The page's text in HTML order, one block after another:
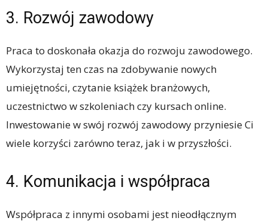
3. Rozwój zawodowy
Praca to doskonała okazja do rozwoju zawodowego.
Wykorzystaj ten czas na zdobywanie nowych
umiejętności, czytanie książek branżowych,
uczestnictwo w szkoleniach czy kursach online.
Inwestowanie w swój rozwój zawodowy przyniesie Ci
wiele korzyści zarówno teraz, jak i w przyszłości.
4. Komunikacja i współpraca
Współpraca z innymi osobami jest nieodłącznym